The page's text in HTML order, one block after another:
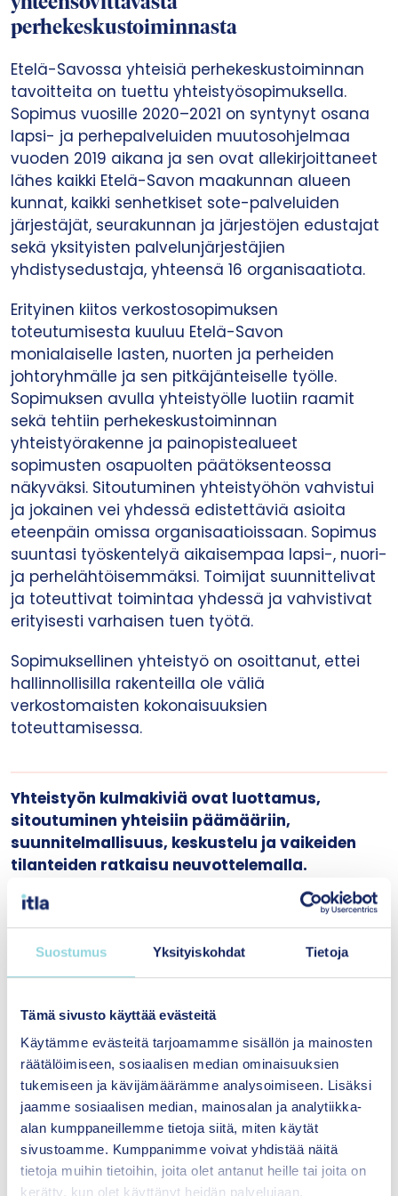
Suostumus Yksityiskohdat Tietoja
Tämä sivusto käyttää evästeitä
Käytämme evästeitä tarjoamamme sisällön ja mainosten
räätälöimiseen, sosiaalisen median ominaisuuksien
tukemiseen ja kävijämäärämme analysoimiseen. Lisäksi
jaamme sosiaalisen median, mainosalan ja analytiikka-
alan kumppaneillemme tietoja siitä, miten käytät
sivustoamme. Kumppanimme voivat yhdistää näitä
tietoja muihin tietoihin, joita olet antanut heille tai joita on
kerätty, kun olet käyttänyt heidän palvelujaan.
perhekeskustoiminnasta
Etelä-Savossa yhteisiä perhekeskustoiminnan
tavoitteita on tuettu yhteistyösopimuksella.
Sopimus vuosille 2020–2021 on syntynyt osana
lapsi- ja perhepalveluiden muutosohjelmaa
vuoden 2019 aikana ja sen ovat allekirjoittaneet
lähes kaikki Etelä-Savon maakunnan alueen
kunnat, kaikki senhetkiset sote-palveluiden
järjestäjät, seurakunnan ja järjestöjen edustajat
sekä yksityisten palvelunjärjestäjien
yhdistysedustaja, yhteensä 16 organisaatiota.
Erityinen kiitos verkostosopimuksen
toteutumisesta kuuluu Etelä-Savon
monialaiselle lasten, nuorten ja perheiden
johtoryhmälle ja sen pitkäjänteiselle työlle.
Sopimuksen avulla yhteistyölle luotiin raamit
sekä tehtiin perhekeskustoiminnan
yhteistyörakenne ja painopistealueet
sopimusten osapuolten päätöksenteossa
näkyväksi. Sitoutuminen yhteistyöhön vahvistui
ja jokainen vei yhdessä edistettäviä asioita
eteenpäin omissa organisaatioissaan. Sopimus
suuntasi työskentelyä aikaisempaa lapsi-, nuori-
ja perhelähtöisemmäksi. Toimijat suunnittelivat
ja toteuttivat toimintaa yhdessä ja vahvistivat
erityisesti varhaisen tuen työtä.
Sopimuksellinen yhteistyö on osoittanut, ettei
hallinnollisilla rakenteilla ole väliä
verkostomaisten kokonaisuuksien
toteuttamisessa.
Yhteistyön kulmakiviä ovat luottamus,
sitoutuminen yhteisiin päämääriin,
suunnitelmallisuus, keskustelu ja vaikeiden
tilanteiden ratkaisu neuvottelemalla.
Perhekeskustoiminnan yhteistyösopimuksella ei
ratkota toimijoiden keskinäisiä taloudellisia
kysymyksiä, vaan jokainen sopimuksen osapuoli
rahoituksensa, resurssien ja käyttötarkoituksien
mahdollistamin keinoin. Kokemuksesta
tiedetään myös, että ihmislähtöisen,
verkostomaisen yhteistyörakenteen luominen
vie vuosia ja vaatii pitkäjänteisyyttä, mutta sen
voi sitoutumattomuudella yksikin osapuoli rikkoa
huomattavasti nopeammin.